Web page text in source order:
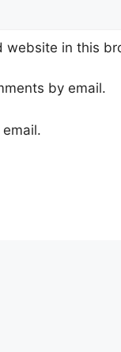
website in this
by email.